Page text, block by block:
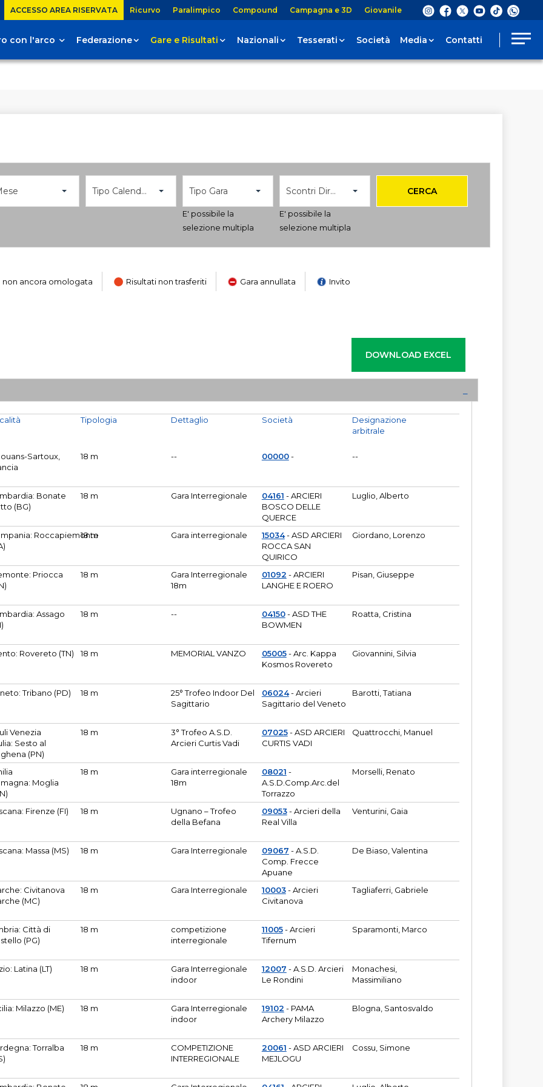
ACCESSO AREA RISERVATA Ricurvo Paralimpico Compound Campagna e 3D Giovanile
con l'arco Federazione Gare e Risultati Nazionali Tesserati Società Media Contatti
Tipo Calendario Tipo Gara
E' possibile la
selezione multipla
Scontri Diretti
E' possibile la
selezione multipla
CERCA
non ancora omologata Risultati non trasferiti Gara annullata Invito
Sartoux,
Tipologia
18 m
Dettaglio
--
Società
00000-
Designazione
arbitrale
--
Bonate
(BG)
18 m Gara Interregionale 04161 - ARCIERI
BOSCO DELLE
QUERCE
Luglio, Alberto
Roccapiemonte
18 m Gara interregionale 15034- ASD ARCIERI
ROCCA SAN
QUIRICO
Giordano, Lorenzo
Priocca
18 m
Gara Interregionale
18m
01092 - ARCIERI
LANGHE E ROERO
Pisan, Giuseppe
Assago
18 m -- 04150- ASD THE
BOWMEN
Roatta, Cristina
Rovereto (TN) 18 m MEMORIAL VANZO 05005- Arc. Kappa
Kosmos Rovereto
Giovannini, Silvia
Tribano (PD) 18 m
25° Trofeo Indoor Del
Sagittario
06024- Arcieri
Sagittario del Veneto
Barotti, Tatiana
Venezia
Sesto al
(PN)
18 m
3° Trofeo A.S.D.
Arcieri Curtis Vadi
07025- ASD ARCIERI
CURTIS VADI
Quattrocchi, Manuel
Moglia
18 m
Gara interregionale
18m
08021 -
A.S.D.Comp.Arc.del
Torrazzo
Morselli, Renato
Firenze (FI) 18 m
Ugnano – Trofeo
della Befana
09053- Arcieri della
Real Villa
Venturini, Gaia
Massa (MS) 18 m Gara Interregionale 09067 - A.S.D.
Comp. Frecce
Apuane
De Biaso, Valentina
Civitanova
(MC)
18 m Gara Interregionale 10003- Arcieri
Civitanova
Tagliaferri, Gabriele
Città di
(PG)
18 m
competizione
interregionale
11005- Arcieri
Tifernum
Sparamonti, Marco
Latina (LT) 18 m
Gara Interregionale
indoor
12007 - A.S.D. Arcieri
Le Rondini
Monachesi,
Massimiliano
Milazzo (ME) 18 m
Gara Interregionale
indoor
19102 - PAMA
Archery Milazzo
Blogna, Santosvaldo
Torralba
18 m
COMPETIZIONE
INTERREGIONALE
20061 - ASD ARCIERI
MEJLOGU
Cossu, Simone